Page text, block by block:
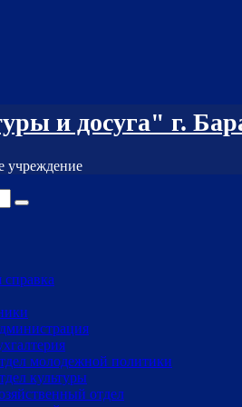
и досуга" г.
учреждение
справка
молодежной политики
культуры
отдел